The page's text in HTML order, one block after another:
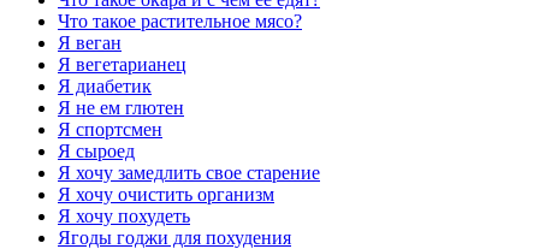
Что такое растительное мясо?
Я веган
Я вегетарианец
Я диабетик
Я не ем глютен
Я спортсмен
Я сыроед
Я хочу замедлить свое старение
Я хочу очистить организм
Я хочу похудеть
Ягоды годжи для похудения